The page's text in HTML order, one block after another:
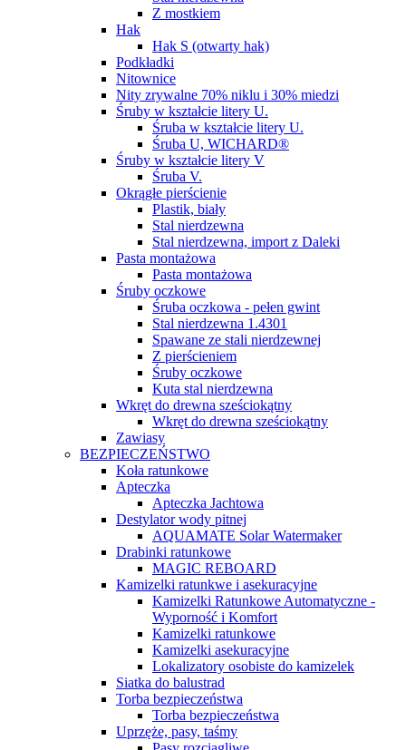
Z mostkiem
Hak
Hak S (otwarty hak)
Podkładki
Nitownice
Nity zrywalne 70% niklu i 30% miedzi
Śruby w kształcie litery U.
Śruba w kształcie litery U.
Śruba U, WICHARD®
Śruby w kształcie litery V
Śruba V.
Okrągłe pierścienie
Plastik, biały
Stal nierdzewna
Stal nierdzewna, import z Daleki
Pasta montażowa
Pasta montażowa
Śruby oczkowe
Śruba oczkowa - pełen gwint
Stal nierdzewna 1.4301
Spawane ze stali nierdzewnej
Z pierścieniem
Śruby oczkowe
Kuta stal nierdzewna
Wkręt do drewna sześciokątny
Wkręt do drewna sześciokątny
Zawiasy
BEZPIECZEŃSTWO
Koła ratunkowe
Apteczka
Apteczka Jachtowa
Destylator wody pitnej
AQUAMATE Solar Watermaker
Drabinki ratunkowe
MAGIC REBOARD
Kamizelki ratunkwe i asekuracyjne
Kamizelki Ratunkowe Automatyczne -
Wyporność i Komfort
Kamizelki ratunkowe
Kamizelki asekuracyjne
Lokalizatory osobiste do kamizelek
Siatka do balustrad
Torba bezpieczeństwa
Torba bezpieczeństwa
Uprzęże, pasy, taśmy